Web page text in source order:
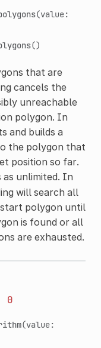
(value:
()
that are
cancels the
unreachable
polygon. In
and builds a
the polygon that
position so far.
unlimited. In
will search all
polygon until
is found or all
are exhausted.
0
(value: